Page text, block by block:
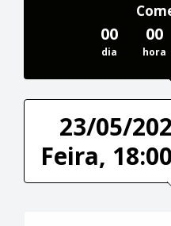
00
dia
00
hora
23/05/
Feira, 18:00